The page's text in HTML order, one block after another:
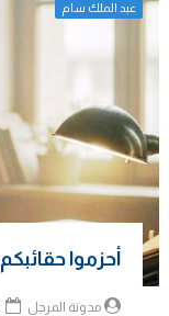
عبد الملك سام
أحزموا
مدونة المرجل